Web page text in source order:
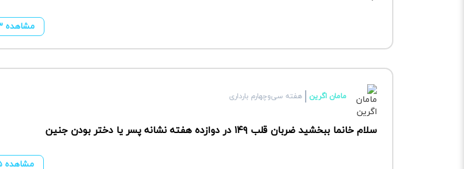
مشاهده ۳ پاسخ
مامان اگرین هفته سی‌وچهارم بارداری
سلام خانما ببخشید ضربان قلب ۱۴۹ در دوازده هفته نشانه پسر یا دختر بودن جنین
مشاهده ۵ پاسخ